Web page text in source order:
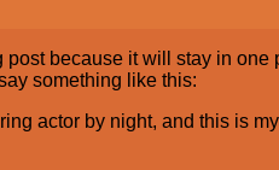
post because it will stay in
something like this:
actor by night, and this is